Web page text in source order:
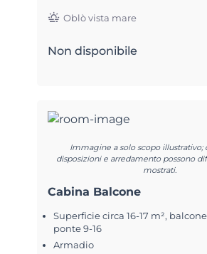
Oblò vista mare
Non disponibile
Immagine a solo scopo illustrativo;
disposizioni e arredamento possono
mostrati.
Cabina Balcone
Superficie circa 16-17 m²,
ponte 9-16
Armadio